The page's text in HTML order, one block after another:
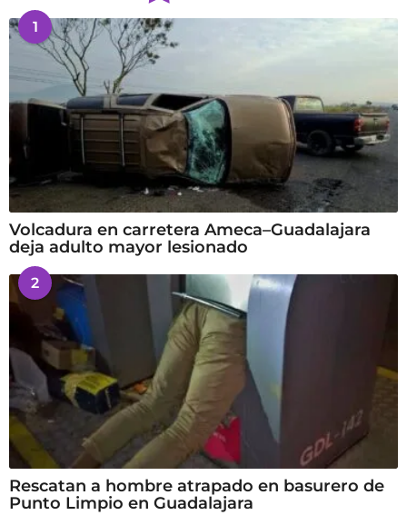
1
Volcadura en carretera Ameca–Guadalajara
deja adulto mayor lesionado
2
Rescatan a hombre atrapado en basurero de
Punto Limpio en Guadalajara